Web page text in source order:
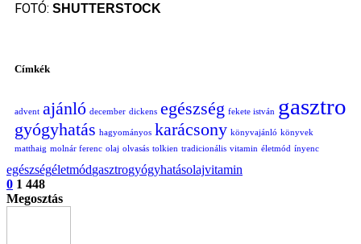
FOTÓ: SHUTTERSTOCK
Címkék
advent ajánló december dickens egészség fekete istván gasztro
gyógyhatás hagyományos karácsony könyvajánló könyvek
matthaig molnár ferenc olaj olvasás tolkien tradicionális vitamin életmód ínyenc
egészségéletmódgasztrogyógyhatásolajvitamin
0 1 448
Megosztás